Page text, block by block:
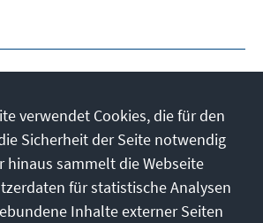
verwendet Cookies, die für den
Sicherheit der Seite notwendig
hinaus sammelt die Webseite
für statistische Analysen
Inhalte externer Seiten